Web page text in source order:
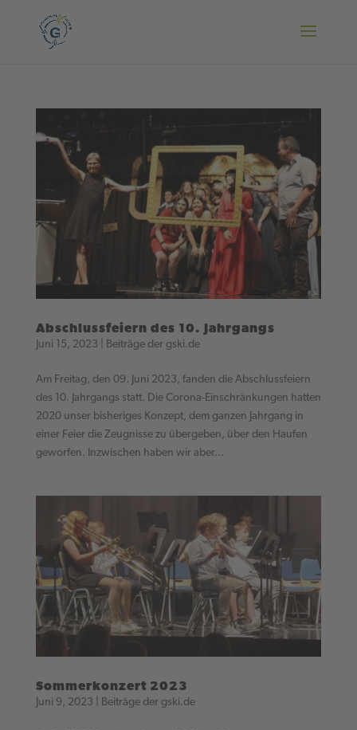
Abschlussfeiern des 10. Jahrgangs
Juni 15, 2023 Beiträge der gski.de
Am Freitag, den 09. Juni 2023, fanden die Abschlussfeiern
des 10. Jahrgangs statt. Die Corona-Einschränkungen hatten
2020 unser bisheriges Konzept, dem ganzen Jahrgang in
einer Feier die Zeugnisse zu übergeben, über den Haufen
geworfen. Inzwischen haben wir aber...
Sommerkonzert 2023
Juni 9, 2023 Beiträge der gski.de